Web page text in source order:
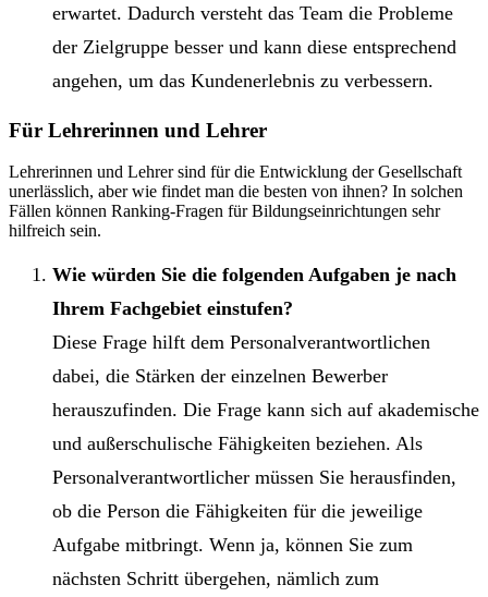
erwartet. Dadurch versteht das Team die Probleme
der Zielgruppe besser und kann diese entsprechend
angehen, um das Kundenerlebnis zu verbessern.
Für Lehrerinnen und Lehrer
Lehrerinnen und Lehrer sind für die Entwicklung der Gesellschaft
unerlässlich, aber wie findet man die besten von ihnen? In solchen
Fällen können Ranking-Fragen für Bildungseinrichtungen sehr
hilfreich sein.
Wie würden Sie die folgenden Aufgaben je nach
Ihrem Fachgebiet einstufen?
Diese Frage hilft dem Personalverantwortlichen
dabei, die Stärken der einzelnen Bewerber
herauszufinden. Die Frage kann sich auf akademische
und außerschulische Fähigkeiten beziehen. Als
Personalverantwortlicher müssen Sie herausfinden,
ob die Person die Fähigkeiten für die jeweilige
Aufgabe mitbringt. Wenn ja, können Sie zum
nächsten Schritt übergehen, nämlich zum